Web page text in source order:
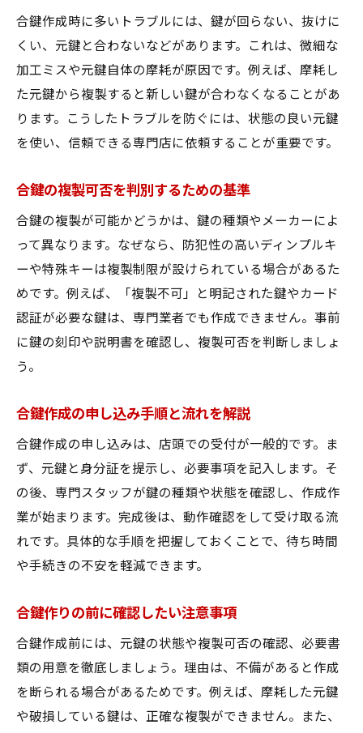
合鍵作成時に多いトラブルには、鍵が回らない、抜けに
くい、元鍵と合わないなどがあります。これは、微細な
加工ミスや元鍵自体の摩耗が原因です。例えば、摩耗し
た元鍵から複製すると新しい鍵が合わなくなることがあ
ります。こうしたトラブルを防ぐには、状態の良い元鍵
を使い、信頼できる専門店に依頼することが重要です。
合鍵の複製可否を判別するための基準
合鍵の複製が可能かどうかは、鍵の種類やメーカーによ
って異なります。なぜなら、防犯性の高いディンプルキ
ーや特殊キーは複製制限が設けられている場合があるた
めです。例えば、「複製不可」と明記された鍵やカード
認証が必要な鍵は、専門業者でも作成できません。事前
に鍵の刻印や説明書を確認し、複製可否を判断しましょ
う。
合鍵作成の申し込み手順と流れを解説
合鍵作成の申し込みは、店頭での受付が一般的です。ま
ず、元鍵と身分証を提示し、必要事項を記入します。そ
の後、専門スタッフが鍵の種類や状態を確認し、作成作
業が始まります。完成後は、動作確認をして受け取る流
れです。具体的な手順を把握しておくことで、待ち時間
や手続きの不安を軽減できます。
合鍵作りの前に確認したい注意事項
合鍵作成前には、元鍵の状態や複製可否の確認、必要書
類の用意を徹底しましょう。理由は、不備があると作成
を断られる場合があるためです。例えば、摩耗した元鍵
や破損している鍵は、正確な複製ができません。また、